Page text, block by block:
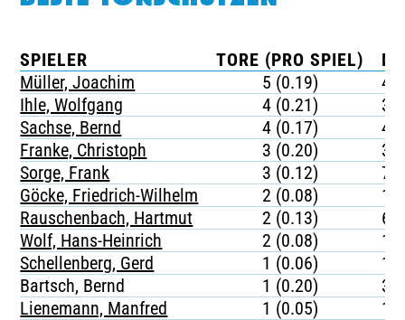
SPIELER TORE (PRO SPIEL)
Müller, Joachim
5 (0.19)
Ihle, Wolfgang
4 (0.21)
Sachse, Bernd
4 (0.17)
Franke, Christoph
3 (0.20)
Sorge, Frank
3 (0.12)
Göcke, Friedrich-Wilhelm
2 (0.08)
Rauschenbach, Hartmut
2 (0.13)
Wolf, Hans-Heinrich
2 (0.08)
Schellenberg, Gerd
1 (0.06)
Bartsch, Bernd
1 (0.20)
Lienemann, Manfred
1 (0.05)